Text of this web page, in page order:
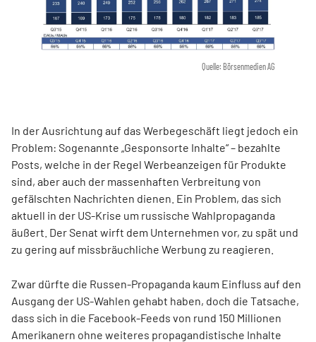
Quelle: Börsenmedien AG
In der Ausrichtung auf das Werbegeschäft liegt jedoch ein
Problem: Sogenannte „Gesponsorte Inhalte“ – bezahlte
Posts, welche in der Regel Werbeanzeigen für Produkte
sind, aber auch der massenhaften Verbreitung von
gefälschten Nachrichten dienen. Ein Problem, das sich
aktuell in der US-Krise um russische Wahlpropaganda
äußert. Der Senat wirft dem Unternehmen vor, zu spät und
zu gering auf missbräuchliche Werbung zu reagieren.
Zwar dürfte die Russen-Propaganda kaum Einfluss auf den
Ausgang der US-Wahlen gehabt haben, doch die Tatsache,
dass sich in die Facebook-Feeds von rund 150 Millionen
Amerikanern ohne weiteres propagandistische Inhalte